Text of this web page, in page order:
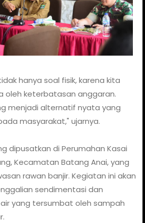
hanya soal fisik, karena kita
oleh keterbatasan anggaran.
menjadi alternatif nyata yang
masyarakat," ujarnya.
dipusatkan di Perumahan Kasai
Kecamatan Batang Anai, yang
rawan banjir. Kegiatan ini akan
sendimentasi dan
yang tersumbat oleh sampah